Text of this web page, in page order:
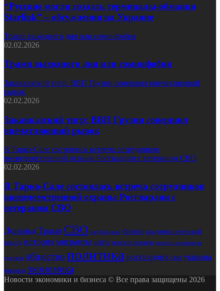
“Русские могли создать терминалы-обманки
Starlink” – обсуждения на Украине
Трамп выходного дня или сомнифобия
02.02.2026
Трамп выходного дня или сомнифобия
Закавказский тигр: ВВП Грузии совершил впечатляющий
рывок
02.02.2026
Закавказский тигр: ВВП Грузии совершил
впечатляющий рывок
В Тарко-Сале состоялась встреча сотрудников
вневедомственной охраны Росгвардии с ветераном СВО
02.02.2026
В Тарко-Сале состоялась встреча сотрудников
вневедомственной охраны Росгвардии с
ветераном СВО
Дональд Трамп СВО азербайджан бизнес владимир зеленский
власть история мигранты нефть новости испании новости испании на
русском обществополитика росгвардия сша украина
финансы экономика
Новости экономики и бизнеса © Все права защищены 2026